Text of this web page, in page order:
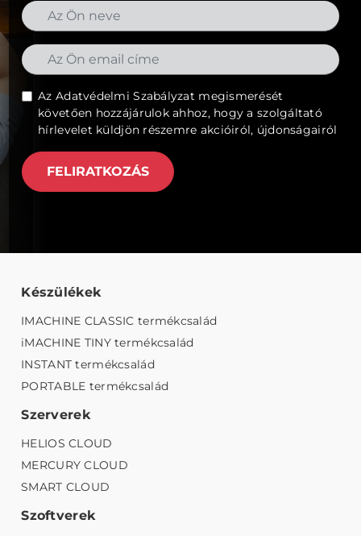
AzAdatvédelmi Szabályzat megismerését
követően hozzájárulok ahhoz, hogy a szolgáltató
hírlevelet küldjön részemre akcióiról, újdonságairól
FELIRATKOZÁS
Készülékek
IMACHINE CLASSIC termékcsalád
iMACHINE TINY termékcsalád
INSTANT termékcsalád
PORTABLE termékcsalád
Szerverek
HELIOS CLOUD
MERCURY CLOUD
SMART CLOUD
Szoftverek